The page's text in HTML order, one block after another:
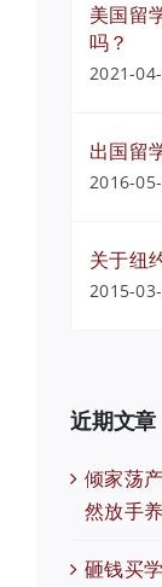
美国留
吗？
2021-
出国留
2016-
关于纽
2015-
近期文章
倾家荡
然放手
砸钱买